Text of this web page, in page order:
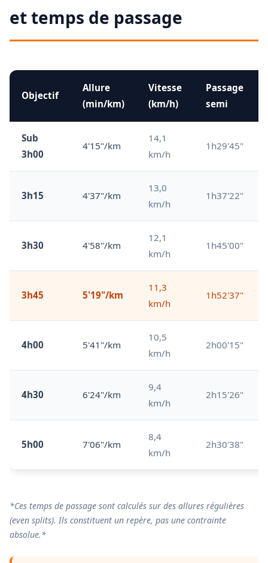
et temps de passage
Objectif
Allure
(min/km)
Vitesse
(km/h)
Passage
semi
Sub
3h00
4'15"/km
14,1
km/h
1h29'45"
3h15 4'37"/km
13,0
km/h
1h37'22"
3h30 4'58"/km
12,1
km/h
1h45'00"
3h45 5'19"/km
11,3
km/h
1h52'37"
4h00 5'41"/km
10,5
km/h
2h00'15"
4h30 6'24"/km
9,4
km/h
2h15'26"
5h00 7'06"/km
8,4
km/h
2h30'38"
*Ces temps de passage sont calculés sur des allures régulières
(even splits). Ils constituent un repère, pas une contrainte
absolue.*